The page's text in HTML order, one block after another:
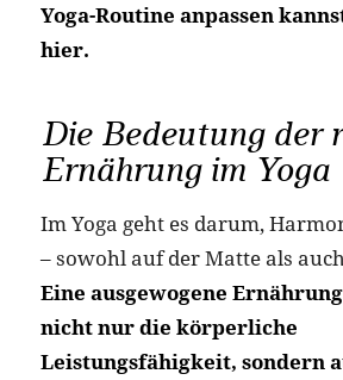
Yoga-Routine anpassen
hier.
Die Bedeutung der
Ernährung im Yoga
Im Yoga geht es darum,
– sowohl auf der Matte als
Eine ausgewogene
nicht nur die körperliche
Leistungsfähigkeit, sondern